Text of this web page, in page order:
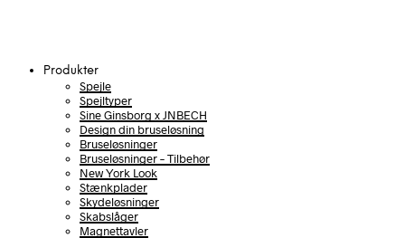
Produkter
Spejle
Spejltyper
Sine Ginsborg x JNBECH
Design din bruseløsning
Bruseløsninger
Bruseløsninger – Tilbehør
New York Look
Stænkplader
Skydeløsninger
Skabslåger
Magnettavler